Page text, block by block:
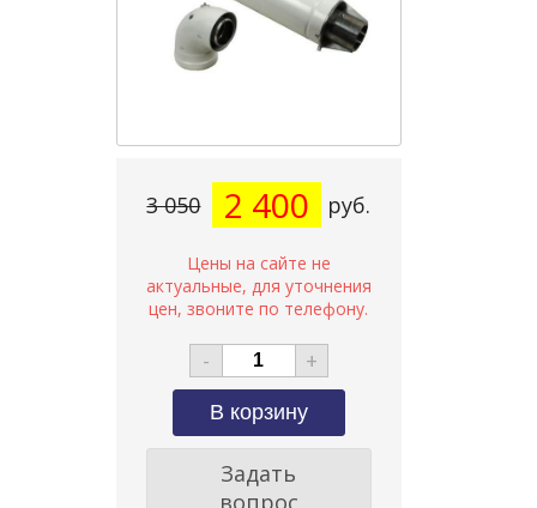
3 050 2 400 руб.
- +
Задать
вопрос